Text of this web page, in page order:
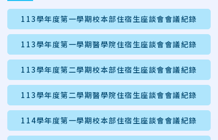
113學年度第一學期校本部住宿生座談會會議紀錄
113學年度第一學期醫學院住宿生座談會會議紀錄
113學年度第二學期校本部住宿生座談會會議紀錄
113學年度第二學期醫學院住宿生座談會會議紀錄
114學年度第一學期校本部住宿生座談會會議紀錄